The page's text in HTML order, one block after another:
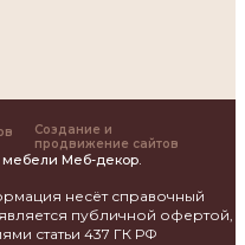
Создание и
продвижение сайтов
мебели Меб-декор.
несёт справочный
публичной офертой,
статьи 437 ГК РФ